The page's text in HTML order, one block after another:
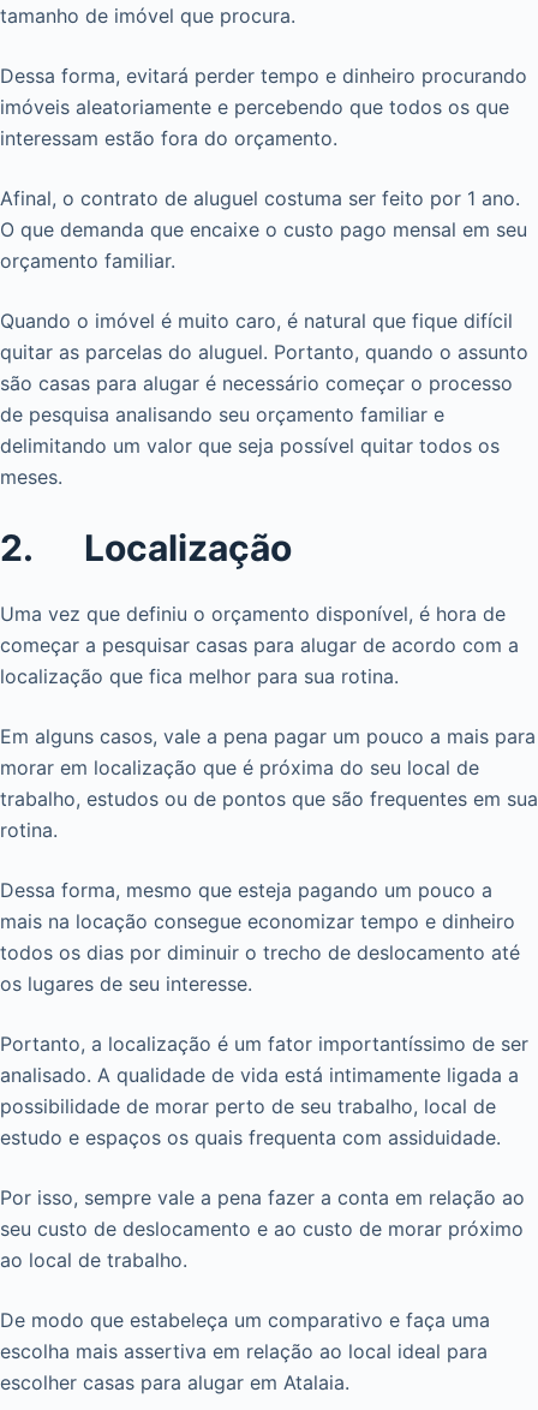
tamanho de imóvel que procura.
Dessa forma, evitará perder tempo e dinheiro procurando
imóveis aleatoriamente e percebendo que todos os que
interessam estão fora do orçamento.
Afinal, o contrato de aluguel costuma ser feito por 1 ano.
O que demanda que encaixe o custo pago mensal em seu
orçamento familiar.
Quando o imóvel é muito caro, é natural que fique difícil
quitar as parcelas do aluguel. Portanto, quando o assunto
são casas para alugar é necessário começar o processo
de pesquisa analisando seu orçamento familiar e
delimitando um valor que seja possível quitar todos os
meses.
2. Localização
Uma vez que definiu o orçamento disponível, é hora de
começar a pesquisar casas para alugar de acordo com a
localização que fica melhor para sua rotina.
Em alguns casos, vale a pena pagar um pouco a mais para
morar em localização que é próxima do seu local de
trabalho, estudos ou de pontos que são frequentes em sua
rotina.
Dessa forma, mesmo que esteja pagando um pouco a
mais na locação consegue economizar tempo e dinheiro
todos os dias por diminuir o trecho de deslocamento até
os lugares de seu interesse.
Portanto, a localização é um fator importantíssimo de ser
analisado. A qualidade de vida está intimamente ligada a
possibilidade de morar perto de seu trabalho, local de
estudo e espaços os quais frequenta com assiduidade.
Por isso, sempre vale a pena fazer a conta em relação ao
seu custo de deslocamento e ao custo de morar próximo
ao local de trabalho.
De modo que estabeleça um comparativo e faça uma
escolha mais assertiva em relação ao local ideal para
escolher casas para alugar em Atalaia.